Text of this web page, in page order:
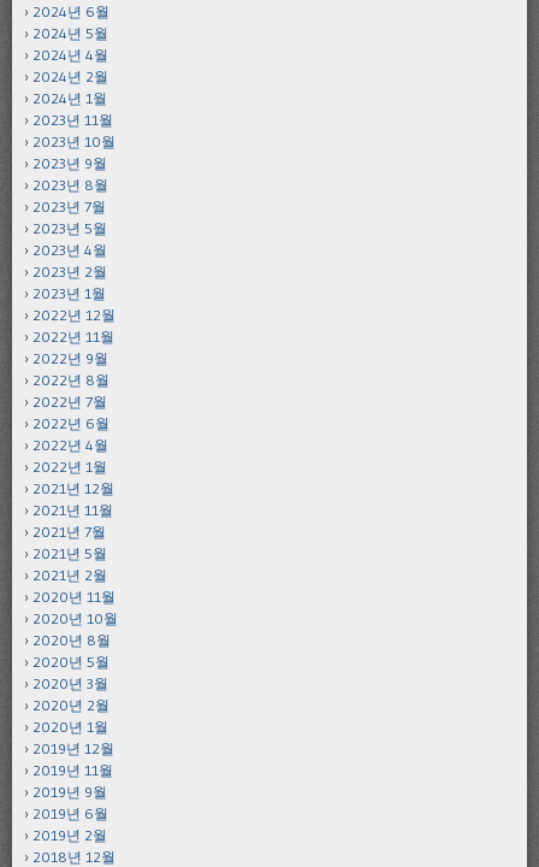
2024년 6월
2024년 5월
2024년 4월
2024년 2월
2024년 1월
2023년 11월
2023년 10월
2023년 9월
2023년 8월
2023년 7월
2023년 5월
2023년 4월
2023년 2월
2023년 1월
2022년 12월
2022년 11월
2022년 9월
2022년 8월
2022년 7월
2022년 6월
2022년 4월
2022년 1월
2021년 12월
2021년 11월
2021년 7월
2021년 5월
2021년 2월
2020년 11월
2020년 10월
2020년 8월
2020년 5월
2020년 3월
2020년 2월
2020년 1월
2019년 12월
2019년 11월
2019년 9월
2019년 6월
2019년 2월
2018년 12월